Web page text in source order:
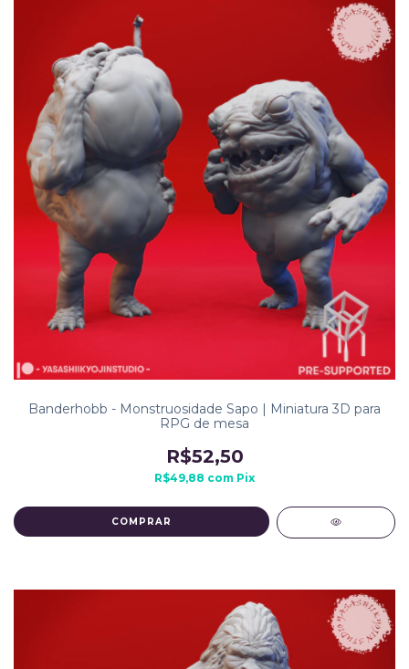
Banderhobb - Monstruosidade Sapo | Miniatura 3D para
RPG de mesa
R$52,50
R$49,88 com Pix
COMPRAR